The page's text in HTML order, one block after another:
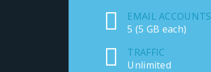
EMAIL ACCOUNTS
5 (5 GB each)
TRAFFIC
Unlimited